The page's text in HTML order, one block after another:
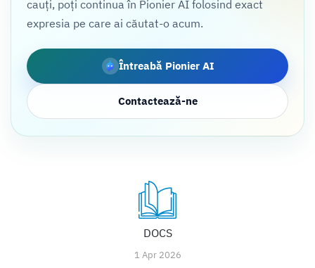
cauți, poți continua în Pionier AI folosind exact
expresia pe care ai căutat-o acum.
Întreabă Pionier AI
Contactează-ne
DOCS
1 Apr 2026